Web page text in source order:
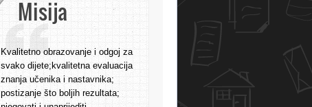
Misija
Kvalitetno obrazovanje i odgoj za
svako dijete;kvalitetna evaluacija
znanja učenika i nastavnika;
postizanje što boljih rezultata;